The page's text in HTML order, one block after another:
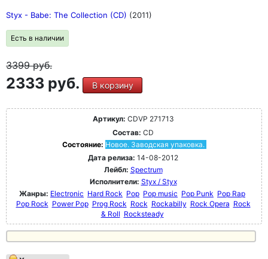
Styx - Babe: The Collection (CD) (2011)
Есть в наличии
3399руб.
2333 руб. В корзину
Артикул: CDVP 271713
Состав: CD
Состояние: Новое. Заводская упаковка.
Дата релиза: 14-08-2012
Лейбл: Spectrum
Исполнители: Styx / Styx
Жанры: Electronic Hard Rock Pop Pop music Pop Punk Pop Rap
Pop Rock Power Pop Prog Rock Rock Rockabilly Rock Opera Rock
& Roll Rocksteady